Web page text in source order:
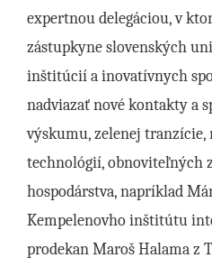
expertnou delegáciou, v
zástupkyne slovenských
inštitúcií a inovatívnych
nadviazať nové kontakty a
výskumu, zelenej
technológií, obnoviteľných
hospodárstva, napríklad
Kempelenovho inštitútu
prodekan Maroš Halama z